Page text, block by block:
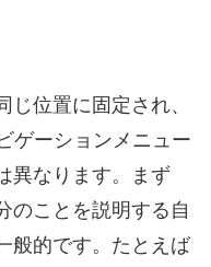
位置に固定され、
ゲーションメニュー
異なります。まず
のことを説明する自
般的です。たとえば